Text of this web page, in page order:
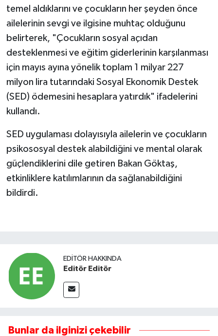
temel aldıklarını ve çocukların her şeyden önce
ailelerinin sevgi ve ilgisine muhtaç olduğunu
belirterek, "Çocukların sosyal açıdan
desteklenmesi ve eğitim giderlerinin karşılanması
için mayıs ayına yönelik toplam 1 milyar 227
milyon lira tutarındaki Sosyal Ekonomik Destek
(SED) ödemesini hesaplara yatırdık" ifadelerini
kullandı.
SED uygulaması dolayısıyla ailelerin ve çocukların
psikososyal destek alabildiğini ve mental olarak
güçlendiklerini dile getiren Bakan Göktaş,
etkinliklere katılımlarının da sağlanabildiğini
bildirdi.
EDITÖR HAKKINDA
Editör Editör
Bunlar da ilginizi çekebilir